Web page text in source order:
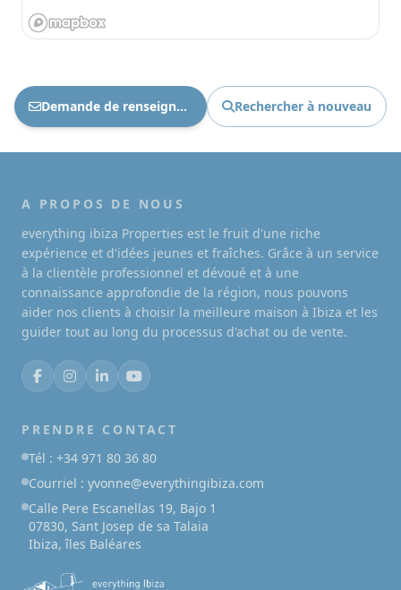
Demande de renseignements Ref : 1898 Rechercher à nouveau
A PROPOS DE NOUS
everything ibiza Properties est le fruit d'une riche
expérience et d'idées jeunes et fraîches. Grâce à un service
à la clientèle professionnel et dévoué et à une
connaissance approfondie de la région, nous pouvons
aider nos clients à choisir la meilleure maison à Ibiza et les
guider tout au long du processus d'achat ou de vente.
PRENDRE CONTACT
Tél : +34 971 80 36 80
Courriel : yvonne@everythingibiza.com
Calle Pere Escanellas 19, Bajo 1
07830, Sant Josep de sa Talaia
Ibiza, îles Baléares